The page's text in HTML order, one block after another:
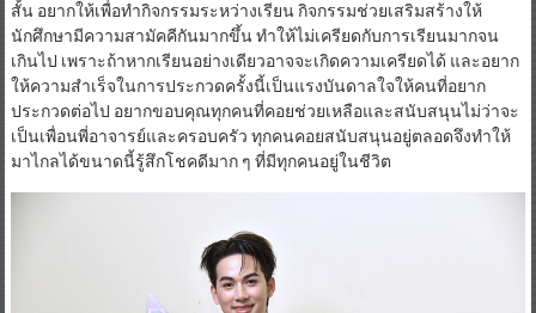
สั้น อยากให้เพื่อทำกิจกรรมระหว่างเรียน กิจกรรมช่วยเสริมสร้างให้
นักศึกษามีความสามัคคีกันมากขึ้น ทำให้ไม่เครียดกับการเรียนมากจน
เกินไป เพราะถ้าหากเรียนอย่างเดียวอาจจะเกิดความเครียดได้ และอยาก
ให้ความสำเร็จในการประกวดครั้งนี้เป็นแรงบันดาลใจให้คนที่อยาก
ประกวดต่อไป อยากขอบคุณทุกคนที่คอยช่วยเหลือและสนับสนุนไม่ว่าจะ
เป็นเพื่อนพี่อาจารย์และครอบครัว ทุกคนคอยสนับสนุนอยู่ตลอดจึงทำให้
มาไกลได้ขนาดนี้รู้สึกโชคดีมาก ๆ ที่มีทุกคนอยู่ในชีวิต